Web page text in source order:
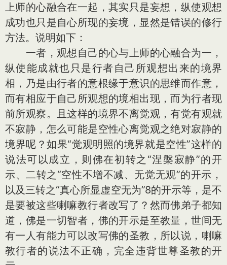
上师的心融合在一起，其实只是妄想，纵使观想
成功也只是自心所现的妄境，显然是错误的修行
方法。说明如下：
一者，观想自己的心与上师的心融合为一，
纵使能成就也只是行者自己所观想出来的境界
相，乃是由行者的意根缘于意识的思维而作意，
而有相应于自己所观想的境相出现，而为行者现
前所观察。且这样的境界不离觉观，有觉有观就
不寂静，怎么可能是空性心离觉观之绝对寂静的
境界呢？如果“觉观明照的境界就是空性”这样的
说法可以成立，则佛在初转之“涅槃寂静”的开
示、二转之“空性不增不减、无觉无观”的开示，
以及三转之“真心所显虚空无为”8的开示等，是不
是要被这些喇嘛教行者改写了？然而佛弟子都知
道，佛是一切智者，佛的开示是至教量，世间无
有一人有能力可以改写佛的圣教，所以说，喇嘛
教行者的说法不正确，完全违背世尊圣教的开